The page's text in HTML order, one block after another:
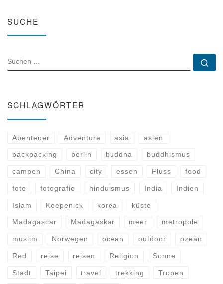
SUCHE
SUCHE
SCHLAGWÖRTER
Abenteuer Adventure asia asien
backpacking berlin buddha buddhismus
campen China city essen Fluss food
foto fotografie hinduismus India Indien
Islam Koepenick korea küste
Madagascar Madagaskar meer metropole
muslim Norwegen ocean outdoor ozean
Red reise reisen Religion Sonne
Stadt Taipei travel trekking Tropen